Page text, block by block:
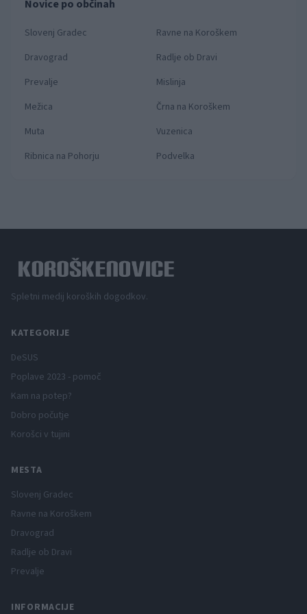
Novice po občinah
Slovenj Gradec
Ravne na Koroškem
Dravograd
Radlje ob Dravi
Prevalje
Mislinja
Mežica
Črna na Koroškem
Muta
Vuzenica
Ribnica na Pohorju
Podvelka
Spletni medij koroških dogodkov.
KATEGORIJE
DeSUS
Poplave 2023 - pomoč
Kam na potep?
Dobro počutje
Korošci v tujini
MESTA
Slovenj Gradec
Ravne na Koroškem
Dravograd
Radlje ob Dravi
Prevalje
INFORMACIJE